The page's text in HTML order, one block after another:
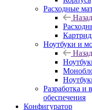
Расходные
Назад
Ноутбуки и
Назад
Разработка и
обеспечения
Конфигуратор